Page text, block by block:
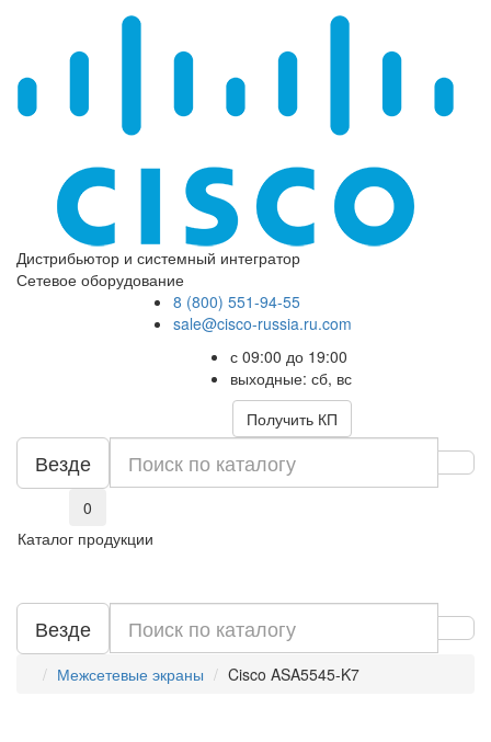
Дистрибьютор и системный интегратор
Сетевое оборудование
8 (800) 551-94-55
sale@cisco-russia.ru.com
с 09:00 до 19:00
выходные: сб, вс
Получить КП
Везде
0
Каталог продукции
Везде
Межсетевые экраны Cisco ASA5545-K7